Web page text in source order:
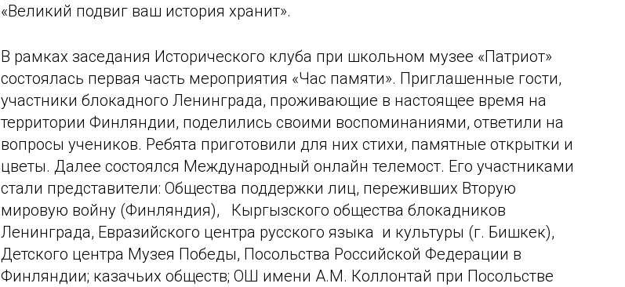
«Великий подвиг ваш история хранит».
В рамках заседания Исторического клуба при школьном музее «Патриот»
состоялась первая часть мероприятия «Час памяти». Приглашенные гости,
участники блокадного Ленинграда, проживающие в настоящее время на
территории Финляндии, поделились своими воспоминаниями, ответили на
вопросы учеников. Ребята приготовили для них стихи, памятные открытки и
цветы. Далее состоялся Международный онлайн телемост. Его участниками
стали представители: Общества поддержки лиц, переживших Вторую
мировую войну (Финляндия), Кыргызского общества блокадников
Ленинграда, Евразийского центра русского языка и культуры (г. Бишкек),
Детского центра Музея Победы, Посольства Российской Федерации в
Финляндии; казачьих обществ; ОШ имени А.М. Коллонтай при Посольстве